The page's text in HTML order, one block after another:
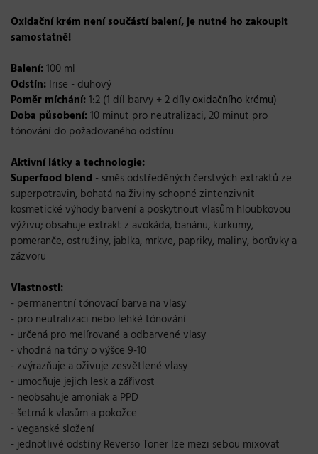
Oxidační krém není součástí balení, je nutné ho zakoupit
samostatně!
Balení:100 ml
Odstín: Irise - duhový
Poměr míchání:1:2 (1 díl barvy + 2 díly oxidačního krému)
Doba působení:10 minut pro neutralizaci, 20 minut pro
tónování do požadovaného odstínu
Aktivní látky a technologie:
Superfood blend - směs odstředěných čerstvých extraktů ze
superpotravin, bohatá na živiny schopné zintenzivnit
kosmetické výhody barvení a poskytnout vlasům hloubkovou
výživu; obsahuje extrakt z avokáda, banánu, kurkumy,
pomeranče, ostružiny, jablka, mrkve, papriky, maliny, borůvky a
zázvoru
Vlastnosti:
- permanentní tónovací barva na vlasy
- pro neutralizaci nebo lehké tónování
- určená pro melírované a odbarvené vlasy
- vhodná na tóny o výšce 9-10
- zvýrazňuje a oživuje zesvětlené vlasy
- umocňuje jejich lesk a zářivost
- neobsahuje amoniak a PPD
- šetrná k vlasům a pokožce
- veganské složení
- jednotlivé odstíny Reverso Toner lze mezi sebou mixovat